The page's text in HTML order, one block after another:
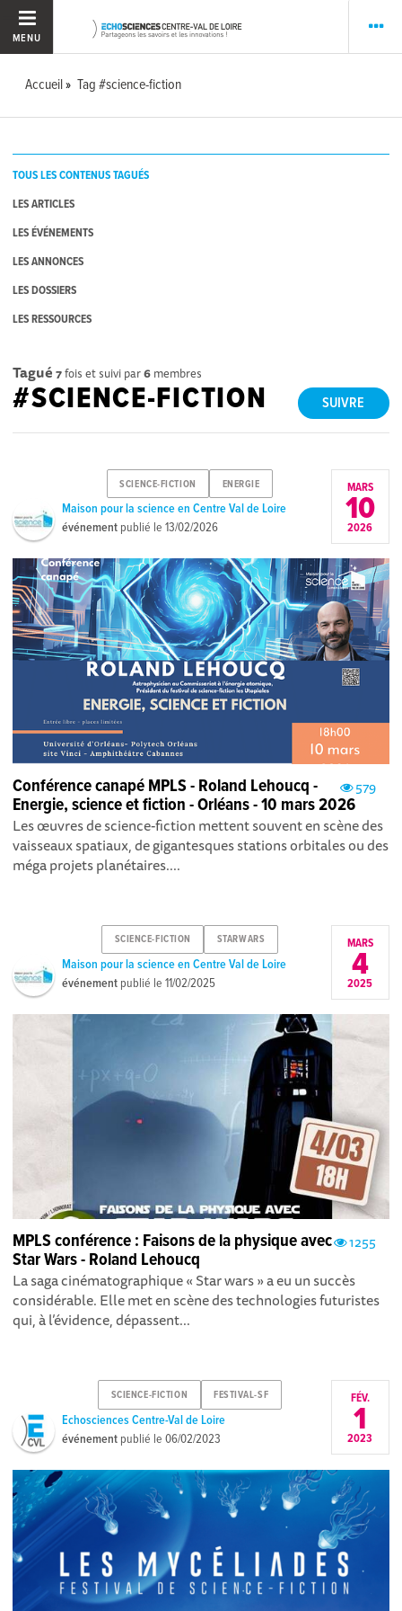
MENU
Accueil Tag #science-fiction
TOUS LES CONTENUS TAGUÉS
LES ARTICLES
LES ÉVÉNEMENTS
LES ANNONCES
LES DOSSIERS
LES RESSOURCES
Tagué 7fois et suivi par6 membres
SUIVRE
#SCIENCE-FICTION
SCIENCE-FICTION ENERGIE
Maison pour la science en Centre Val de Loire
événement publié le13/02/2026
MARS
10
2026
579
Conférence canapé MPLS - Roland Lehoucq -
Energie, science et fiction - Orléans - 10 mars 2026
Les œuvres de science-fiction mettent souvent en scène des
vaisseaux spatiaux, de gigantesques stations orbitales ou des
méga projets planétaires....
SCIENCE-FICTION STARWARS
Maison pour la science en Centre Val de Loire
événement publié le11/02/2025
MARS
4
2025
1255
MPLS conférence : Faisons de la physique avec
Star Wars - Roland Lehoucq
La saga cinématographique « Star wars » a eu un succès
considérable. Elle met en scène des technologies futuristes
qui, à l’évidence, dépassent...
SCIENCE-FICTION FESTIVAL-SF
Echosciences Centre-Val de Loire
événement publié le06/02/2023
FÉV.
1
2023